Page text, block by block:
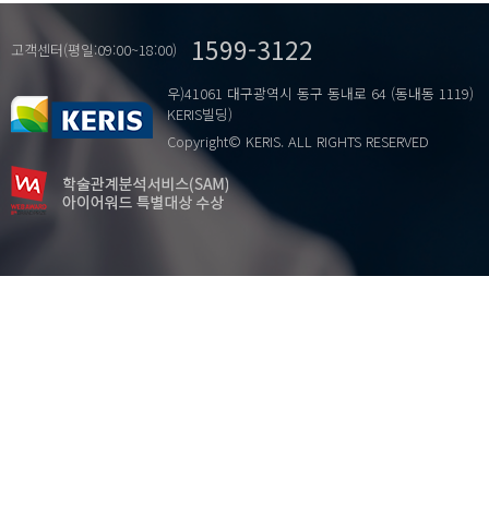
고객센터(평일:09:00~18:00) 1599-3122
우)41061 대구광역시 동구 동내로 64 (동내동 1119)
KERIS빌딩)
Copyright© KERIS. ALL RIGHTS RESERVED